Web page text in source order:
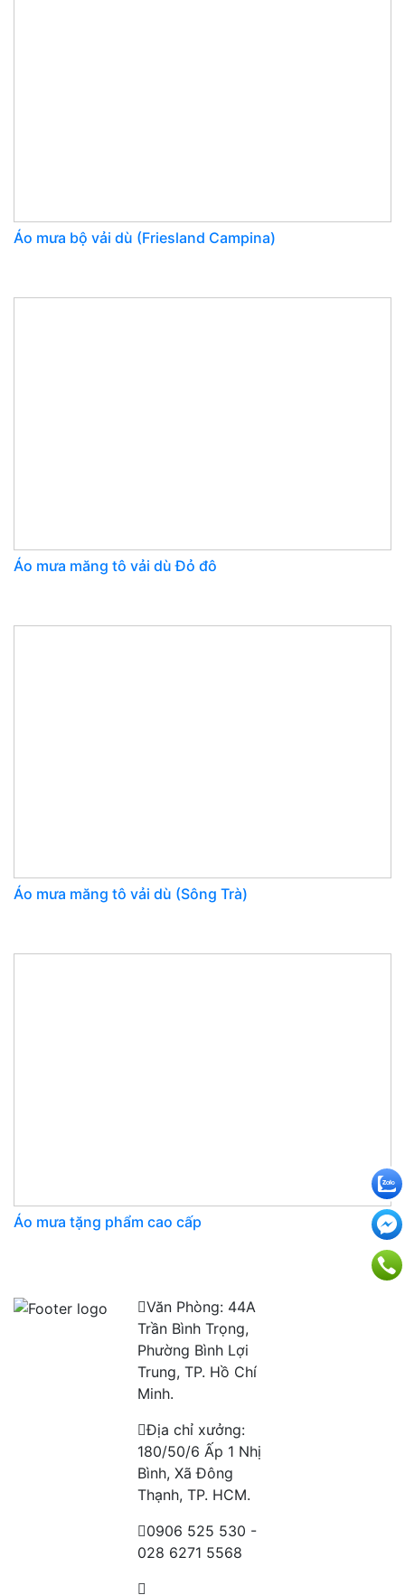
Áo mưa bộ vải dù (Friesland Campina)
Áo mưa măng tô vải dù Đỏ đô
Áo mưa măng tô vải dù (Sông Trà)
Áo mưa tặng phẩm cao cấp
Văn Phòng: 44A
Trần Bình Trọng,
Phường Bình Lợi
Trung, TP. Hồ Chí
Minh.
Địa chỉ xưởng:
180/50/6 Ấp 1 Nhị
Bình, Xã Đông
Thạnh, TP. HCM.
0906 525 530 -
028 6271 5568